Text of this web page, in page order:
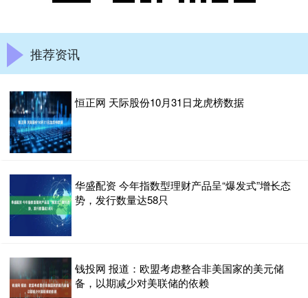
推荐资讯
恒正网 天际股份10月31日龙虎榜数据
华盛配资 今年指数型理财产品呈“爆发式”增长态
势，发行数量达58只
钱投网 报道：欧盟考虑整合非美国家的美元储
备，以期减少对美联储的依赖